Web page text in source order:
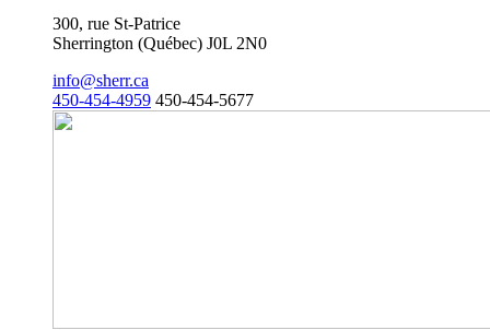
300, rue St-Patrice
Sherrington (Québec) J0L 2N0
info@sherr.ca
450-454-4959 450-454-5677